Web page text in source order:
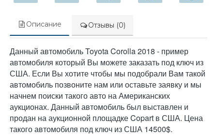
Описание Отзывы (0)
Данный автомобиль Toyota Corolla 2018 - пример
автомобиля который Вы можете заказать под ключ из
США. Если Вы хотите чтобы мы подобрали Вам такой
автомобиль позвоните нам или оставьте заявку и мы
начнем поиски такого авто на Американских
аукционах. Данный автомобиль был выставлен и
продан на аукционной площадке Copart в США. Цена
такого автомобиля под ключ из США 14500$.